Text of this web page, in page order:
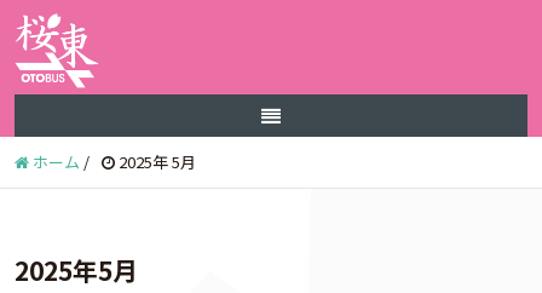
ホーム / 2025年 5月
2025年5月